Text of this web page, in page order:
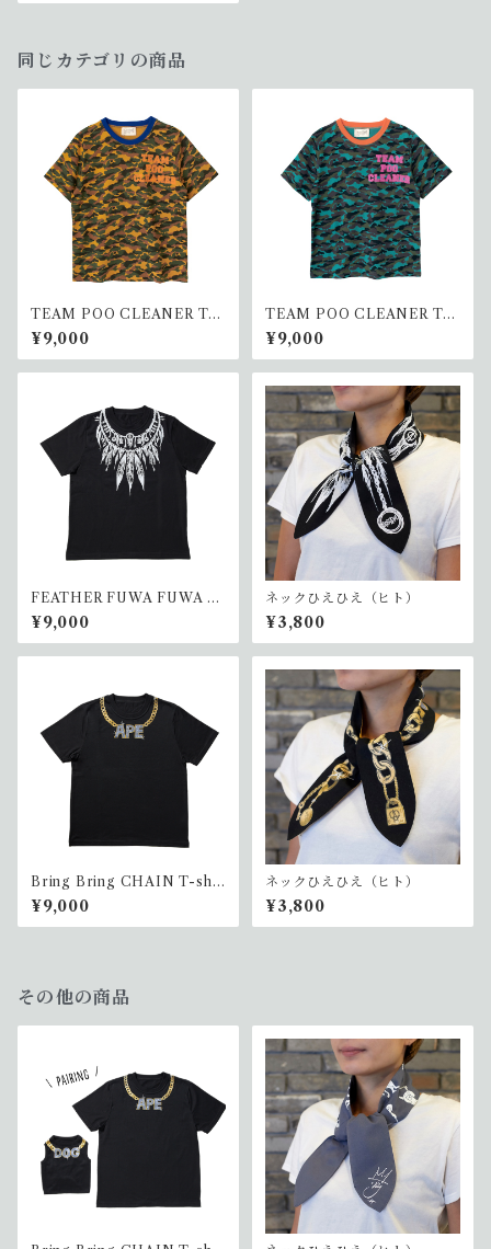
同じカテゴリの商品
TEAM POO CLEANER T-s
hirt <ORANGE> APE(ヒト)
¥9,000
TEAM POO CLEANER T-s
hirt <GREEN> APE(ヒト)
¥9,000
FEATHER FUWA FUWA T-
shirt APE(ヒト)
¥9,000
ネックひえひえ（ヒト）
¥3,800
Bring Bring CHAIN T-shir
t APE(ヒト)
¥9,000
ネックひえひえ（ヒト）
¥3,800
その他の商品